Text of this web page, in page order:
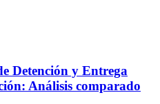
Detención y Entrega
Análisis comparado